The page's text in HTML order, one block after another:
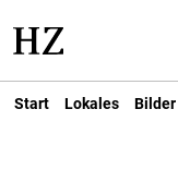
Start Lokales Bilder